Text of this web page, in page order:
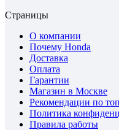
Страницы
О компании
Почему Honda
Доставка
Оплата
Гарантии
Магазин в Москве
Рекомендации по
Политика
Правила работы